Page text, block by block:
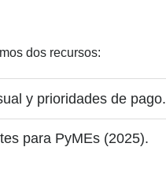
dos recursos:
y prioridades de pago.
para PyMEs (2025).